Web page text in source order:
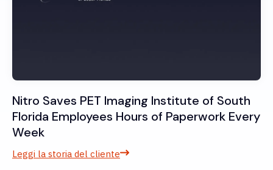
Nitro Saves PET Imaging Institute of South
Florida Employees Hours of Paperwork Every
Week
Leggi la storia del cliente